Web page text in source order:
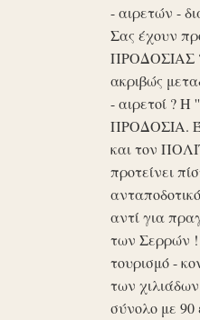
- αιρετών -
Σας έχουν
ΠΡΟΔΟΣΙΑΣ ?
ακριβώς
- αιρετοί ?
ΠΡΟΔΟΣΙΑ.
και τον
προτείνει
αντί για
των Σερρών !
τουρισμό -
των
σύνολο με